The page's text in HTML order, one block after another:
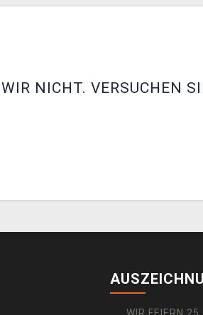
NICHT. VERSUCHEN